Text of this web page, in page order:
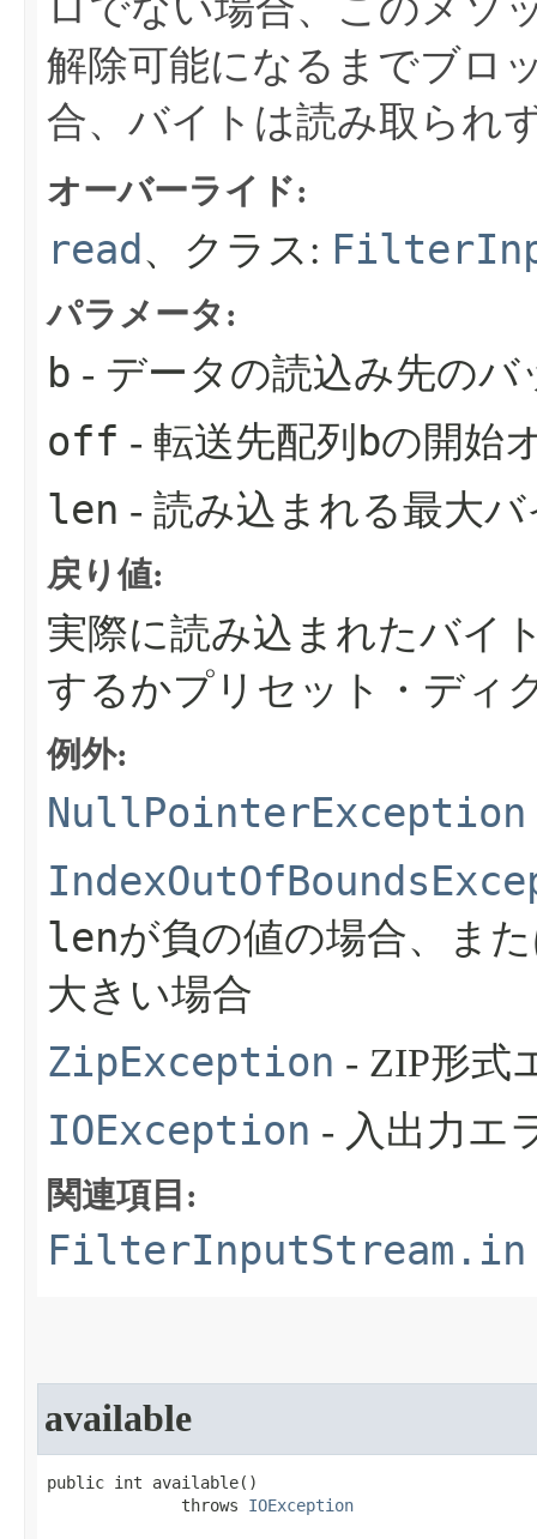
ロでない場合、このメソ
解除可能になるまでブロ
合、バイトは読み取られ
オーバーライド:
read 、クラス:
パラメータ:
b - データの読込み先のバ
off - 転送先配列 bの開始
len - 読み込まれる最大
戻り値:
実際に読み込まれたバイ
するかプリセット・ディ
例外:
NullPointerException
lenが負の値の場合、ま
大きい場合
ZipException - ZIP形式
IOException - 入出力エ
関連項目:
FilterInputStream.in
available
public int available​()
              throws
IOException